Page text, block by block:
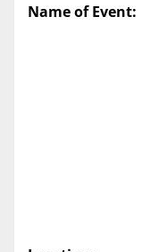
Name of Event: